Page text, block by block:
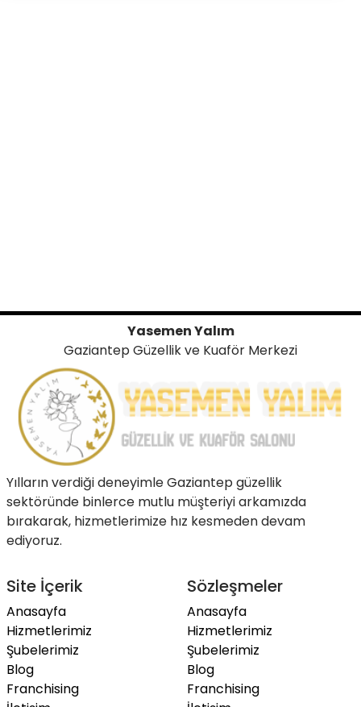
Yasemen Yalım
Gaziantep Güzellik ve Kuaför Merkezi
Yılların verdiği deneyimle Gaziantep güzellik
sektöründe binlerce mutlu müşteriyi arkamızda
bırakarak, hizmetlerimize hız kesmeden devam
ediyoruz.
Site İçerik
Anasayfa
Hizmetlerimiz
Şubelerimiz
Blog
Franchising
Sözleşmeler
Anasayfa
Hizmetlerimiz
Şubelerimiz
Blog
Franchising